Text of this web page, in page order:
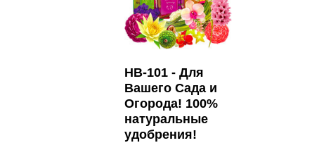
HB-101 - Для
Вашего Сада и
Огорода! 100%
натуральные
удобрения!